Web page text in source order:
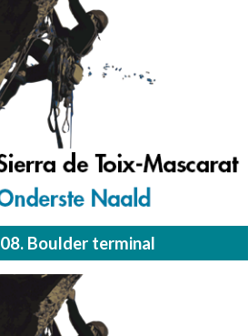
08. Boulder terminal